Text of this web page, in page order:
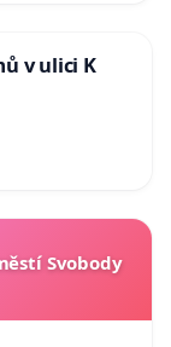
v ulici K
Svobody